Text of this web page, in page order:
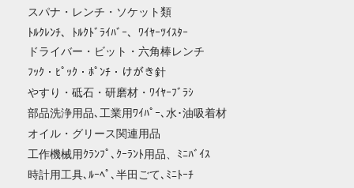
スパナ・レンチ・ソケット類
ﾄﾙｸﾚﾝﾁ、ﾄﾙｸﾄﾞﾗｲﾊﾞｰ、ﾜｲﾔｰﾂｲｽﾀｰ
ドライバー・ビット・六角棒レンチ
ﾌｯｸ・ﾋﾟｯｸ・ﾎﾟﾝﾁ・けがき針
やすり・砥石・研磨材・ﾜｲﾔｰﾌﾞﾗｼ
部品洗浄用品､工業用ﾜｲﾊﾟｰ､水･油吸着材
オイル・グリース関連用品
工作機械用ｸﾗﾝﾌﾟ､ｸｰﾗﾝﾄ用品、ﾐﾆﾊﾞｲｽ
時計用工具､ﾙｰﾍﾟ､半田ごて､ﾐﾆﾄｰﾁ